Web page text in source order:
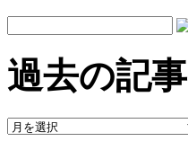
過去の記事